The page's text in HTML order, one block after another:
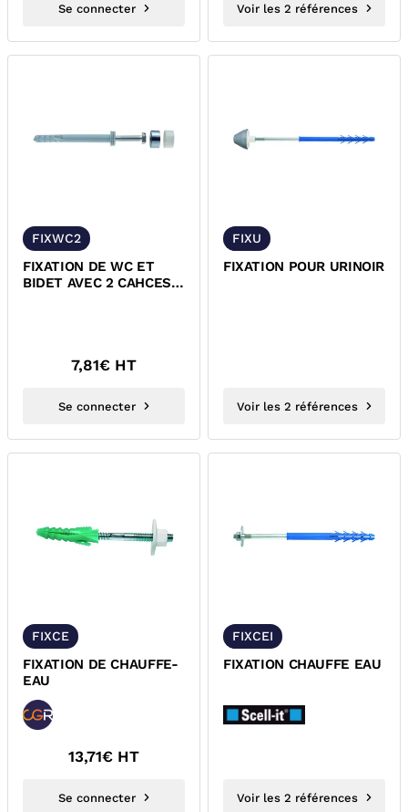
Se connecter Voir les 2 références
FIXWC2
FIXATION DE WC ET
BIDET AVEC 2 CAHCES
7,81€ HT
Se connecter
FIXU
FIXATION POUR URINOIR
Voir les 2 références
FIXCE
FIXATION DE CHAUFFE-
EAU
13,71€ HT
Se connecter
FIXCEI
FIXATION CHAUFFE EAU
Voir les 2 références